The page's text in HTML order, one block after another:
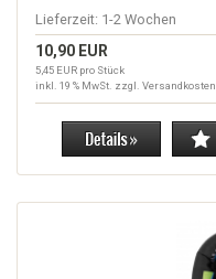
Lieferzeit: 1-2 Wochen
10,90 EUR
5,45 EUR pro Stück
inkl. 19 % MwSt. zzgl. Versandkosten